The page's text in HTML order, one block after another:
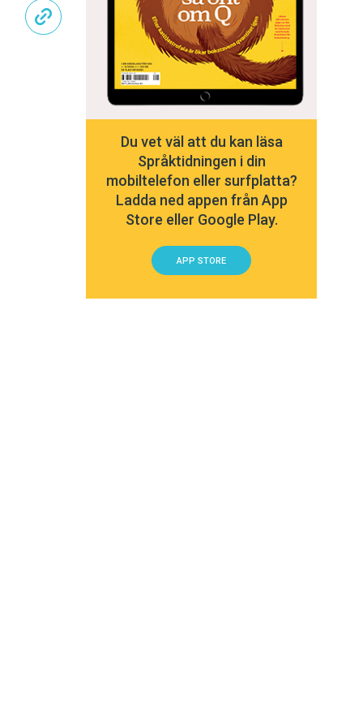
Du vet väl att du kan läsa
Språktidningen i din
mobiltelefon eller surfplatta?
Ladda ned appen från App
Store eller Google Play.
APP STORE